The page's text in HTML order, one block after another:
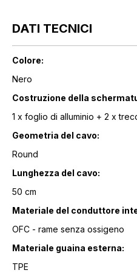
DATI TECNICI
Colore:
Nero
Costruzione della
1 x foglio di alluminio + 2 x
Geometria del cavo:
Round
Lunghezza del cavo:
50 cm
Materiale del conduttore
OFC - rame senza ossigeno
Materiale guaina esterna:
TPE